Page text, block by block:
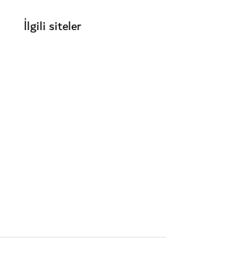
İlgili siteler